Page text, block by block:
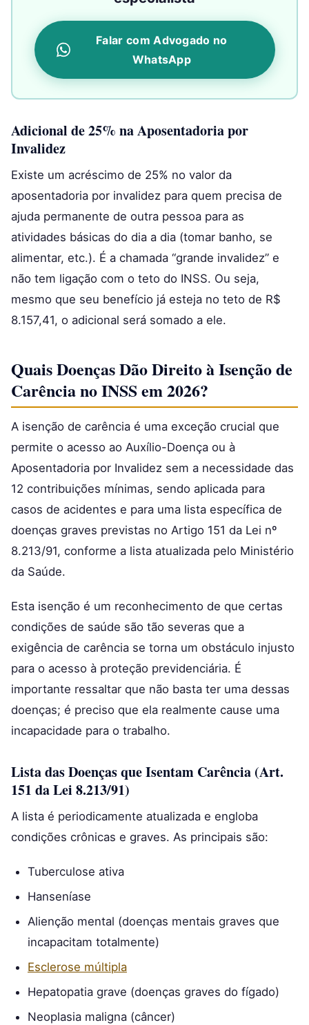
Falar com Advogado no
WhatsApp
Adicional de 25% na Aposentadoria por
Invalidez
Existe um acréscimo de 25% no valor da
aposentadoria por invalidez para quem precisa de
ajuda permanente de outra pessoa para as
atividades básicas do dia a dia (tomar banho, se
alimentar, etc.). É a chamada “grande invalidez” e
não tem ligação com o teto do INSS. Ou seja,
mesmo que seu benefício já esteja no teto de R$
8.157,41, o adicional será somado a ele.
Quais Doenças Dão Direito à Isenção de
Carência no INSS em 2026?
A isenção de carência é uma exceção crucial que
permite o acesso ao Auxílio-Doença ou à
Aposentadoria por Invalidez sem a necessidade das
12 contribuições mínimas, sendo aplicada para
casos de acidentes e para uma lista específica de
doenças graves previstas no Artigo 151 da Lei nº
8.213/91, conforme a lista atualizada pelo Ministério
da Saúde.
Esta isenção é um reconhecimento de que certas
condições de saúde são tão severas que a
exigência de carência se torna um obstáculo injusto
para o acesso à proteção previdenciária. É
importante ressaltar que não basta ter uma dessas
doenças; é preciso que ela realmente cause uma
incapacidade para o trabalho.
Lista das Doenças que Isentam Carência (Art.
151 da Lei 8.213/91)
A lista é periodicamente atualizada e engloba
condições crônicas e graves. As principais são:
Tuberculose ativa
Hanseníase
Alienção mental (doenças mentais graves que
incapacitam totalmente)
Esclerose múltipla
Hepatopatia grave (doenças graves do fígado)
Neoplasia maligna (câncer)